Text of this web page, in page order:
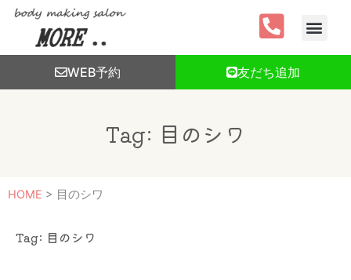
WEB予約 友だち追加
Tag: 目のシワ
HOME > 目のシワ
Tag: 目のシワ